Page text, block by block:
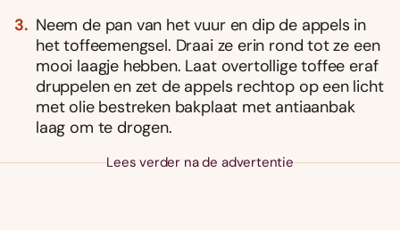
Neem de pan van het vuur en dip de appels in
het toffeemengsel. Draai ze erin rond tot ze een
mooi laagje hebben. Laat overtollige toffee eraf
druppelen en zet de appels rechtop op een licht
met olie bestreken bakplaat met antiaanbak
laag om te drogen.
Lees verder na de advertentie